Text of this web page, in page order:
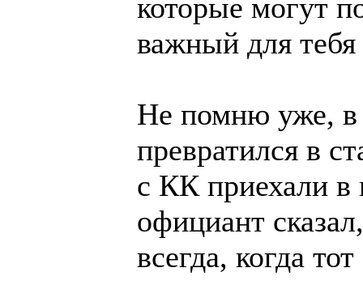
которые могут
важный для
Не помню уже,
превратился в
с КК приехали в
официант
всегда, когда